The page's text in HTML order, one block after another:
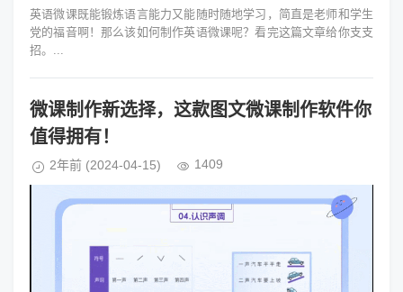
英语微课既能锻炼语言能力又能随时随地学习，简直是老师和学生
党的福音啊！那么该如何制作英语微课呢？看完这篇文章给你支支
招。...
微课制作新选择，这款图文微课制作软件你
值得拥有！
2年前 (2024-04-15) 1409